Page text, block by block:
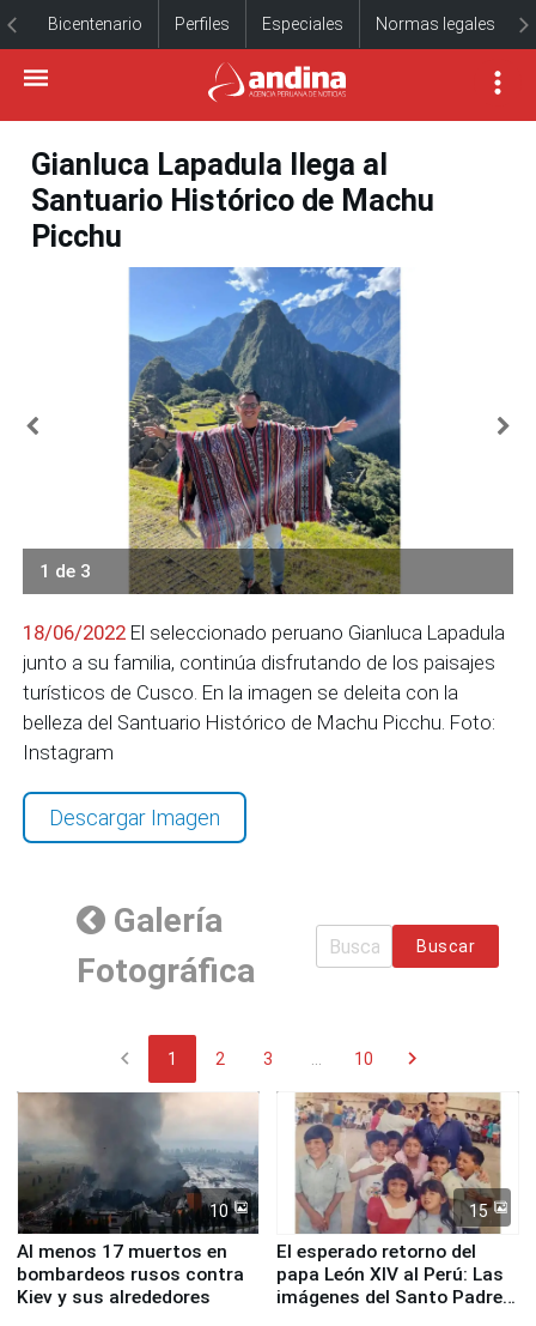
Bicentenario Perfiles Especiales Normas legales
Gianluca Lapadula llega al
Santuario Histórico de Machu
Picchu
1 de 3
18/06/2022 El seleccionado peruano Gianluca Lapadula
junto a su familia, continúa disfrutando de los paisajes
turísticos de Cusco. En la imagen se deleita con la
belleza del Santuario Histórico de Machu Picchu. Foto:
Instagram
Descargar Imagen
Galería
Fotográfica
Buscar
chevron_left 1 2 3 ... 10 chevron_right
10
Al menos 17 muertos en
bombardeos rusos contra
Kiev y sus alrededores
15
El esperado retorno del
papa León XIV al Perú: Las
imágenes del Santo Padre